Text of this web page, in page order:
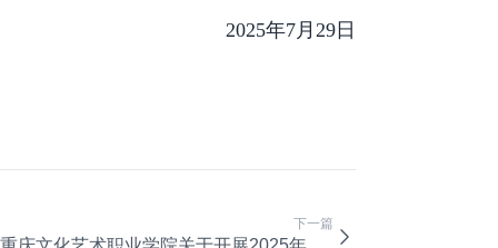
2025年7月29日
下一篇